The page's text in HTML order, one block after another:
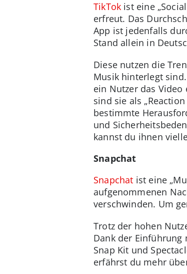
TikTok ist eine
erfreut. Das
App ist jedenfalls
Stand allein in
Diese nutzen die
Musik hinterlegt
ein Nutzer das
sind sie als
bestimmte
und
kannst du ihnen
Snapchat
Snapchat ist eine
aufgenommenen
verschwinden. Um
Trotz der hohen
Dank der Einführung
Snap Kit und
erfährst du mehr